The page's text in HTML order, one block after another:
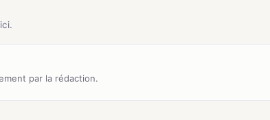
par la rédaction.